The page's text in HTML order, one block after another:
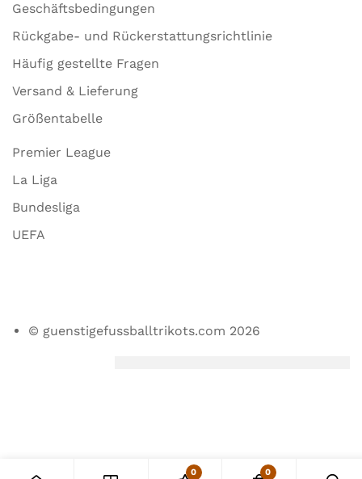
Geschäftsbedingungen
Rückgabe- und Rückerstattungsrichtlinie
Häufig gestellte Fragen
Versand & Lieferung
Größentabelle
Premier League
La Liga
Bundesliga
UEFA
© guenstigefussballtrikots.com 2026
0 0